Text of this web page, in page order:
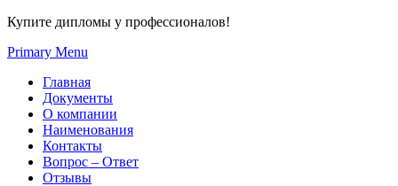
Купите дипломы у профессионалов!
Primary Menu
Главная
Документы
О компании
Наименования
Контакты
Вопрос – Ответ
Отзывы